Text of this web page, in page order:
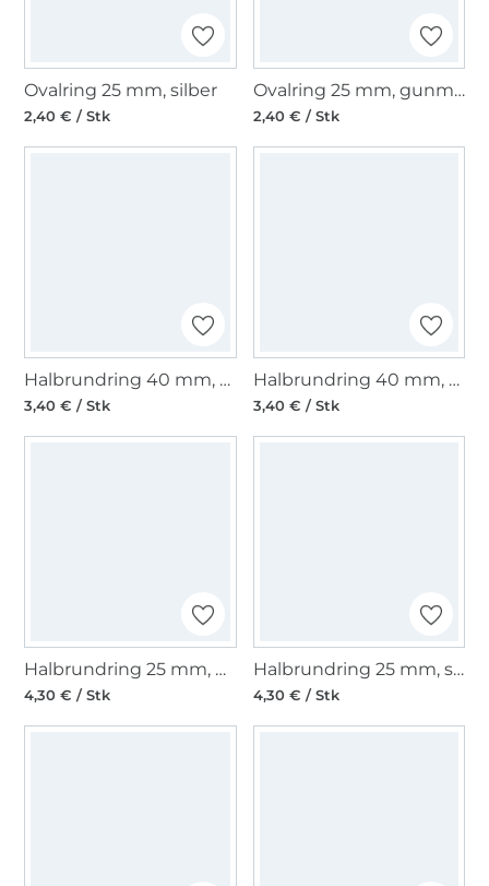
Ovalring 25 mm, silber
2,40 € / Stk
Ovalring 25 mm, gunmetal
2,40 € / Stk
Halbrundring 40 mm, gunmetal
3,40 € / Stk
Halbrundring 40 mm, gold
3,40 € / Stk
Halbrundring 25 mm, gunmetal
4,30 € / Stk
Halbrundring 25 mm, silber
4,30 € / Stk